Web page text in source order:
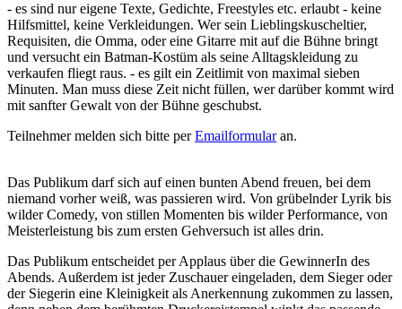
- es sind nur eigene Texte, Gedichte, Freestyles etc. erlaubt - keine
Hilfsmittel, keine Verkleidungen. Wer sein Lieblingskuscheltier,
Requisiten, die Omma, oder eine Gitarre mit auf die Bühne bringt
und versucht ein Batman-Kostüm als seine Alltagskleidung zu
verkaufen fliegt raus. - es gilt ein Zeitlimit von maximal sieben
Minuten. Man muss diese Zeit nicht füllen, wer darüber kommt wird
mit sanfter Gewalt von der Bühne geschubst.
Teilnehmer melden sich bitte perEmailformularan.
Das Publikum darf sich auf einen bunten Abend freuen, bei dem
niemand vorher weiß, was passieren wird. Von grübelnder Lyrik bis
wilder Comedy, von stillen Momenten bis wilder Performance, von
Meisterleistung bis zum ersten Gehversuch ist alles drin.
Das Publikum entscheidet per Applaus über die GewinnerIn des
Abends. Außerdem ist jeder Zuschauer eingeladen, dem Sieger oder
der Siegerin eine Kleinigkeit als Anerkennung zukommen zu lassen,